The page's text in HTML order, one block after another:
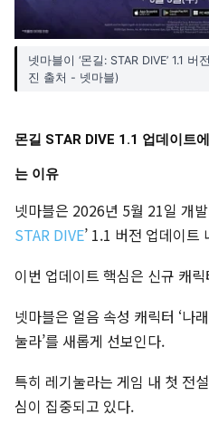
넷마블이 ‘몬길: STAR DIVE’ 1.1
진 출처 - 넷마블)
몬길 STAR DIVE 1.1 업데이트
는 이유
넷마블은 2026년 5월 21일 개
STAR DIVE’ 1.1 버전 업데이트
이번 업데이트 핵심은 신규 캐
넷마블은 얼음 속성 캐릭터 ‘나
눌라’를 새롭게 선보인다.
특히 레기눌라는 게임 내 첫 전
심이 집중되고 있다.